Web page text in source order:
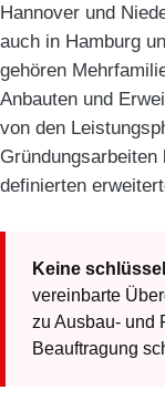
Hannover und
auch in Hamburg
gehören
Anbauten und
von den
definierten
Keine
vereinbarte
zu Ausbau- und
Beauftragung